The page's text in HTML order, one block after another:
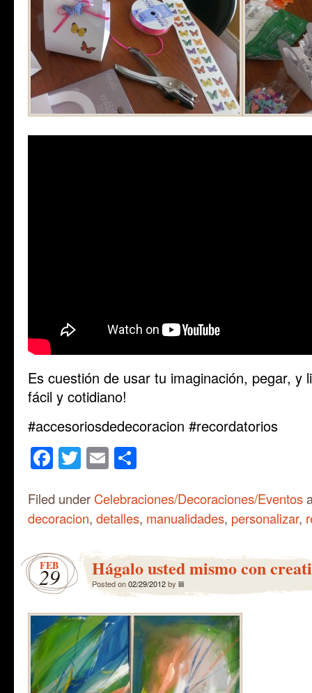
Es cuestión de usar tu imaginación, pegar,
fácil y cotidiano!
#accesoriosdedecoracion #recordatorios
Facebook
Twitter
Email
Filed under Celebraciones/Decoraciones/Eventos
decoracion, detalles, manualidades, personalizar,
FEB
29 Hágalo usted mismo con
Posted on02/29/2012by lili